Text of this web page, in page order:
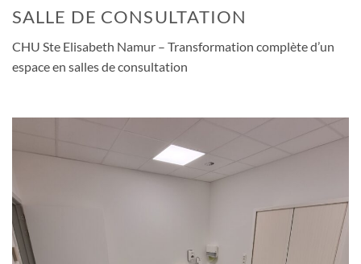
SALLE DE CONSULTATION
CHU Ste Elisabeth Namur – Transformation complète d’un
espace en salles de consultation